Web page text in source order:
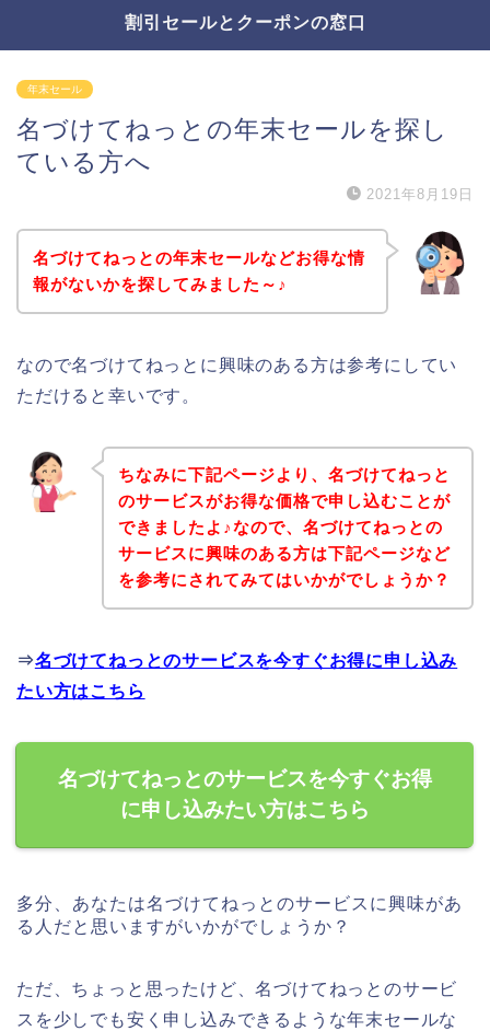
割引セールとクーポンの窓口
年末セール
名づけてねっとの年末セールを探し
ている方へ
2021年8月19日
名づけてねっとの年末セールなどお得な情
報がないかを探してみました～♪
なので名づけてねっとに興味のある方は参考にしてい
ただけると幸いです。
ちなみに下記ページより、名づけてねっと
のサービスがお得な価格で申し込むことが
できましたよ♪なので、名づけてねっとの
サービスに興味のある方は下記ページなど
を参考にされてみてはいかがでしょうか？
⇒名づけてねっとのサービスを今すぐお得に申し込み
たい方はこちら
名づけてねっとのサービスを今すぐお得
に申し込みたい方はこちら
多分、あなたは名づけてねっとのサービスに興味があ
る人だと思いますがいかがでしょうか？
ただ、ちょっと思ったけど、名づけてねっとのサービ
スを少しでも安く申し込みできるような年末セールな